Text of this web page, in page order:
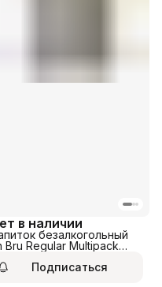
в наличии
безалкогольный
Bru Regular Multipack
Подписаться